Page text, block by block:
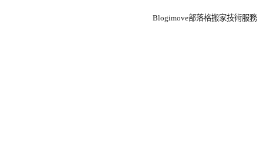
Blogimove部落格搬家技術服務